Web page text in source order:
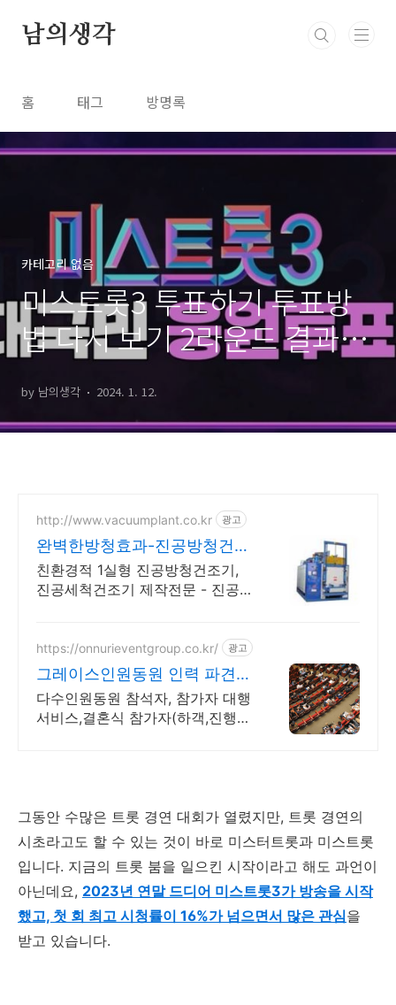
남의생각
홈 태그 방명록
카테고리 없음
미스트롯3 투표하기 투표방
법 다시 보기 2라운드 결과 방
청 신청 이벤트
by 남의생각 2024. 1. 12.
http://www.vacuumplant.co.kr 광고
완벽한방청효과-진공방청건조
기
친환경적 1실형 진공방청건조기,
진공세척건조기 제작전문 - 진공플
https://onnurieventgroup.co.kr/ 광고
그레이스인원동원 인력 파견전
문업체.
다수인원동원 참석자, 참가자 대행
서비스,결혼식 참가자(하객,진행
그동안 수많은 트롯 경연 대회가 열렸지만, 트롯 경연의
시초라고도 할 수 있는 것이 바로 미스터트롯과 미스트롯
입니다. 지금의 트롯 붐을 일으킨 시작이라고 해도 과언이
아닌데요, 2023년 연말 드디어 미스트롯3가 방송을 시작
했고, 첫 회 최고 시청률이 16%가 넘으면서 많은 관심을
받고 있습니다.